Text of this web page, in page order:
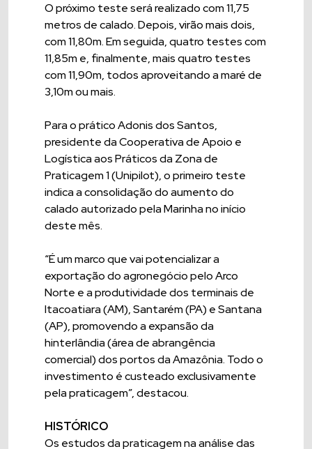
O próximo teste será realizado com 11,75
metros de calado. Depois, virão mais dois,
com 11,80m. Em seguida, quatro testes com
11,85m e, finalmente, mais quatro testes
com 11,90m, todos aproveitando a maré de
3,10m ou mais.
Para o prático Adonis dos Santos,
presidente da Cooperativa de Apoio e
Logística aos Práticos da Zona de
Praticagem 1 (Unipilot), o primeiro teste
indica a consolidação do aumento do
calado autorizado pela Marinha no início
deste mês.
“É um marco que vai potencializar a
exportação do agronegócio pelo Arco
Norte e a produtividade dos terminais de
Itacoatiara (AM), Santarém (PA) e Santana
(AP), promovendo a expansão da
hinterlândia (área de abrangência
comercial) dos portos da Amazônia. Todo o
investimento é custeado exclusivamente
pela praticagem”, destacou.
HISTÓRICO
Os estudos da praticagem na análise das